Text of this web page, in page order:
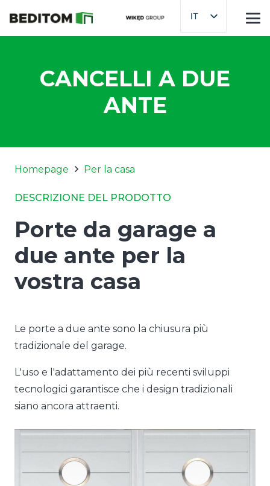
IT
CANCELLI A DUE
ANTE
Homepage Per la casa
DESCRIZIONE DEL PRODOTTO
Porte da garage a
due ante per la
vostra casa
Le porte a due ante sono la chiusura più
tradizionale del garage.
L'uso e l'adattamento dei più recenti sviluppi
tecnologici garantisce che i design tradizionali
siano ancora attraenti.